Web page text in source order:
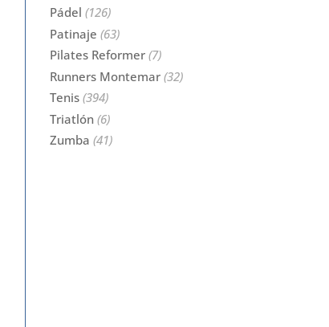
Pádel (126)
Patinaje (63)
Pilates Reformer(7)
Runners Montemar(32)
Tenis(394)
Triatlón(6)
Zumba (41)